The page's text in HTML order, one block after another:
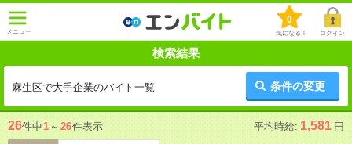
メニュー
0
気になる！ ログイン
検索結果
麻生区で大手企業のバイト一覧 条件の変更
26件中1 ～ 26件表示 平均時給: 1,581 円